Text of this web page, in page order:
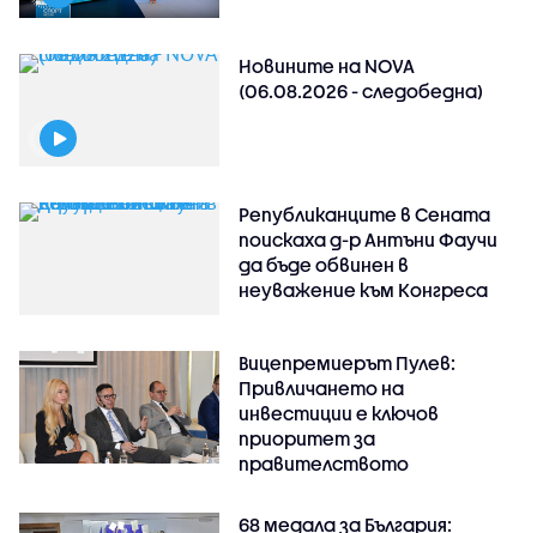
Новините на NOVA
(06.08.2026 - следобедна)
Републиканците в Сената
поискаха д-р Антъни Фаучи
да бъде обвинен в
неуважение към Конгреса
Вицепремиерът Пулев:
Привличането на
инвестиции е ключов
приоритет за
правителството
68 медала за България: